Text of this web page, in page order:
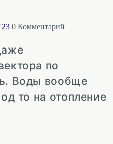
0 Комментарий
по
Воды вообще
то на отопление